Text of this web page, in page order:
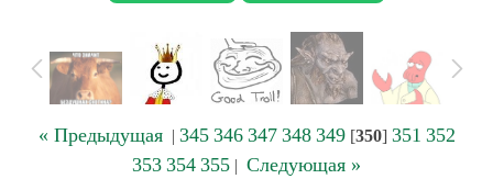
« Предыдущая| 345 346 347 348 349[350] 351 352
353 354 355 | Следующая »